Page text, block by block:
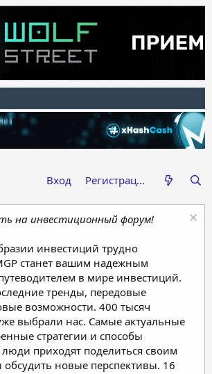
Вход Регистрация
на инвестиционный форум!
инвестиций трудно
станет вашим надежным
в мире инвестиций.
тренды, передовые
возможности. 400 тысяч
выбрали нас. Самые актуальные
стратегии и способы
приходят поделиться своим
новые перспективы. 16